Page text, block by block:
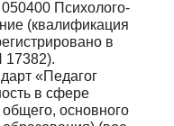
050400 Психолого­
(квалификация
в
17382).
«Педагог
в сфере
основного